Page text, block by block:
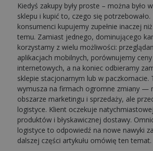
Kiedyś zakupy były proste – można było
sklepu i kupić to, czego się
konsumenci kupujemy zupełnie inaczej
temu. Zamiast jednego, dominującego
korzystamy z wielu możliwości:
aplikacjach mobilnych, porównujemy
internetowych, a na koniec odbieramy
sklepie stacjonarnym lub w paczkomacie.
wymusza na firmach ogromne zmiany —
obszarze marketingu i sprzedaży, ale
logistyce. Klient oczekuje
produktów i błyskawicznej dostawy.
logistyce to odpowiedź na nowe nawyki
dalszej części artykułu omówię ten temat.